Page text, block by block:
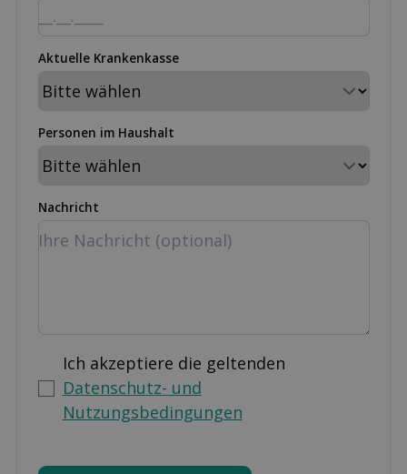
Aktuelle Krankenkasse
Personen im Haushalt
Nachricht
Ich akzeptiere die geltenden
Datenschutz- und
Nutzungsbedingungen